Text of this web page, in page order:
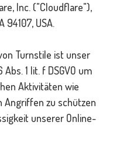
Inc. ("Cloudflare"),
94107, USA.
Turnstile ist unser
1 lit. f DSGVO um
Aktivitäten wie
Angriffen zu schützen
unserer Online-